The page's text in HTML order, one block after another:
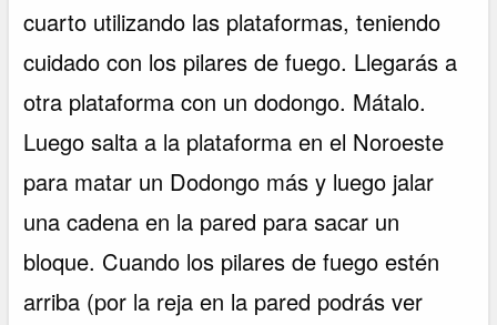
cuarto utilizando las plataformas, teniendo
cuidado con los pilares de fuego. Llegarás a
otra plataforma con un dodongo. Mátalo.
Luego salta a la plataforma en el Noroeste
para matar un Dodongo más y luego jalar
una cadena en la pared para sacar un
bloque. Cuando los pilares de fuego estén
arriba (por la reja en la pared podrás ver